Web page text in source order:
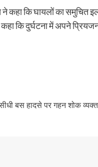
कहा कि घायलों का समुचित
कि दुर्घटना में अपने
बस हादसे पर गहन शोक